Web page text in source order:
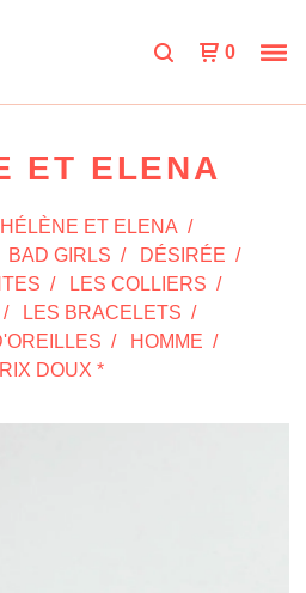
0
ET ELENA
HÉLÈNE ET ELENA
BAD GIRLS
DÉSIRÉE
LES COLLIERS
LES BRACELETS
HOMME
DOUX *